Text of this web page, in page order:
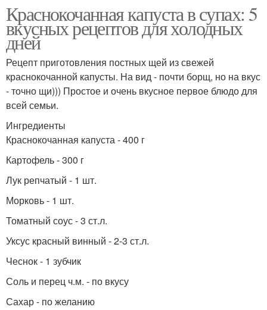
Краснокочанная капуста в супах: 5
вкусных рецептов для холодных
дней
Рецепт приготовления постных щей из свежей
краснокочанной капусты. На вид - почти борщ, но на вкус
- точно щи))) Простое и очень вкусное первое блюдо для
всей семьи.
Ингредиенты
Краснокочанная капуста - 400 г
Картофель - 300 г
Лук репчатый - 1 шт.
Морковь - 1 шт.
Томатный соус - 3 ст.л.
Уксус красный винный - 2-3 ст.л.
Чеснок - 1 зубчик
Соль и перец ч.м. - по вкусу
Сахар - по желанию